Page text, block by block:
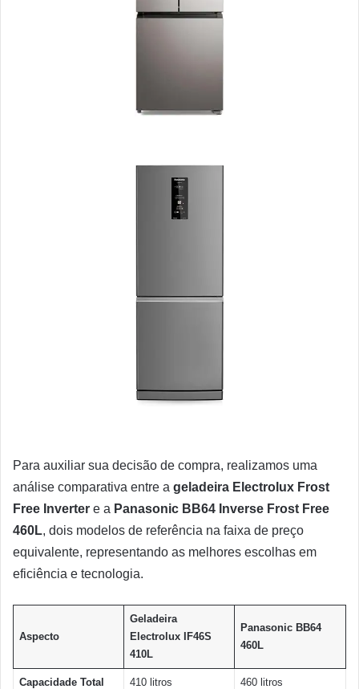
Para auxiliar sua decisão de compra, realizamos uma
análise comparativa entre a geladeira Electrolux Frost
Free Inverter e a Panasonic BB64 Inverse Frost Free
460L, dois modelos de referência na faixa de preço
equivalente, representando as melhores escolhas em
eficiência e tecnologia.
Aspecto
Geladeira
Electrolux IF46S
410L
Panasonic BB64
460L
Capacidade Total 410 litros 460 litros